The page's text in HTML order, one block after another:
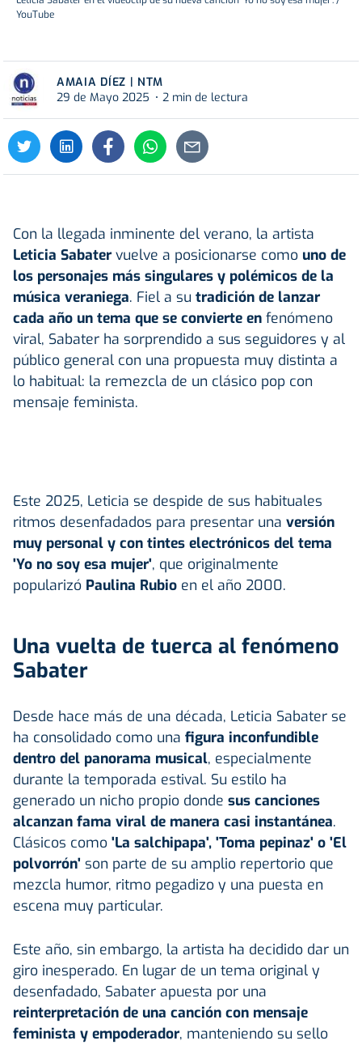
YouTube
AMAIA DÍEZ | NTM
29 de Mayo 2025
2 min de lectura
Con la llegada inminente del verano, la artista
Leticia Sabater vuelve a posicionarse como uno de
los personajes más singulares y polémicos de la
música veraniega. Fiel a su tradición de lanzar
cada año un tema que se convierte en fenómeno
viral, Sabater ha sorprendido a sus seguidores y al
público general con una propuesta muy distinta a
lo habitual: la remezcla de un clásico pop con
mensaje feminista.
Este 2025, Leticia se despide de sus habituales
ritmos desenfadados para presentar una versión
muy personal y con tintes electrónicos del tema
'Yo no soy esa mujer', que originalmente
popularizó Paulina Rubio en el año 2000.
Una vuelta de tuerca al fenómeno
Sabater
Desde hace más de una década, Leticia Sabater se
ha consolidado como una figura inconfundible
dentro del panorama musical, especialmente
durante la temporada estival. Su estilo ha
generado un nicho propio donde sus canciones
alcanzan fama viral de manera casi instantánea.
Clásicos como 'La salchipapa', 'Toma pepinaz' o 'El
polvorrón' son parte de su amplio repertorio que
mezcla humor, ritmo pegadizo y una puesta en
escena muy particular.
Este año, sin embargo, la artista ha decidido dar un
giro inesperado. En lugar de un tema original y
desenfadado, Sabater apuesta por una
reinterpretación de una canción con mensaje
feminista y empoderador, manteniendo su sello